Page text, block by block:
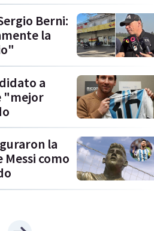
Berni:
la
a
"mejor
la
como